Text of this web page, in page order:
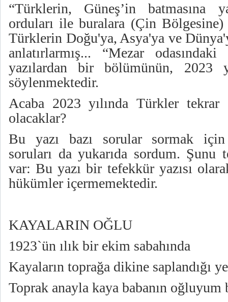
“Türklerin, Güneş’in batmasına
orduları ile buralara (Çin
Türklerin Doğu'ya, Asya'ya ve
anlatırlarmış... “Mezar
yazılardan bir bölümünün, 2023
söylenmektedir.
Acaba 2023 yılında Türkler
olacaklar?
Bu yazı bazı sorular sormak için
soruları da yukarıda sordum. Şunu
var: Bu yazı bir tefekkür yazısı
hükümler içermemektedir.
KAYALARIN OĞLU
1923`ün ılık bir ekim sabahında
Kayaların toprağa dikine saplandığı
Toprak anayla kaya babanın oğluyum